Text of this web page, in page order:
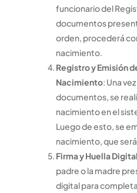
funcionario del
documentos
orden, procederá
nacimiento.
Registro y Emisión
Nacimiento: Una
documentos, se
nacimiento en el
Luego de esto, se
nacimiento, que
Firma y Huella Digital
padre o la madre
digital para